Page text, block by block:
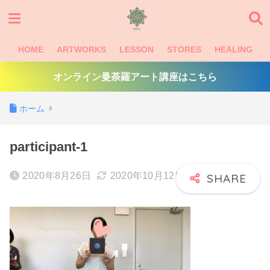
HOME ARTWORKS LESSON STORES HEALING
オンライン曼荼羅アート講座はこちら
ホーム
participant-1
2020年8月26日 2020年10月12日